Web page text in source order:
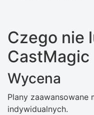
Czego nie
CastMagic
Wycena
Plany
indywidualnych.